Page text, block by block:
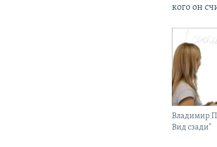
кого он
Владимир
Вид сзади"